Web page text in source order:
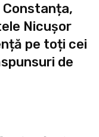
Nicușor
pe toți cei
de